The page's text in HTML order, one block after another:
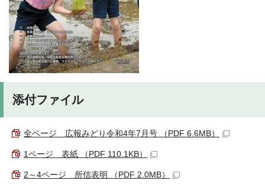
添付ファイル
全ページ 広報みどり令和4年7月号 （PDF 6.6MB）
1ページ 表紙 （PDF 110.1KB）
2～4ページ 所信表明 （PDF 2.0MB）